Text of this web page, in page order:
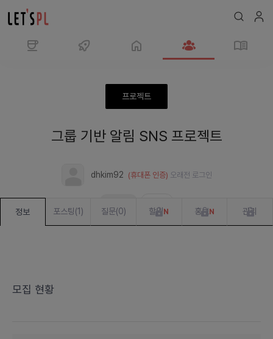
프
젝
프로젝트
그룹 기반 알림 SNS 프로젝트
dhkim92 (휴대폰 인증) 오래전 로그인
정보 포스팅(1) 질문(0) 할일 N 홍보N 관리
모집 현황